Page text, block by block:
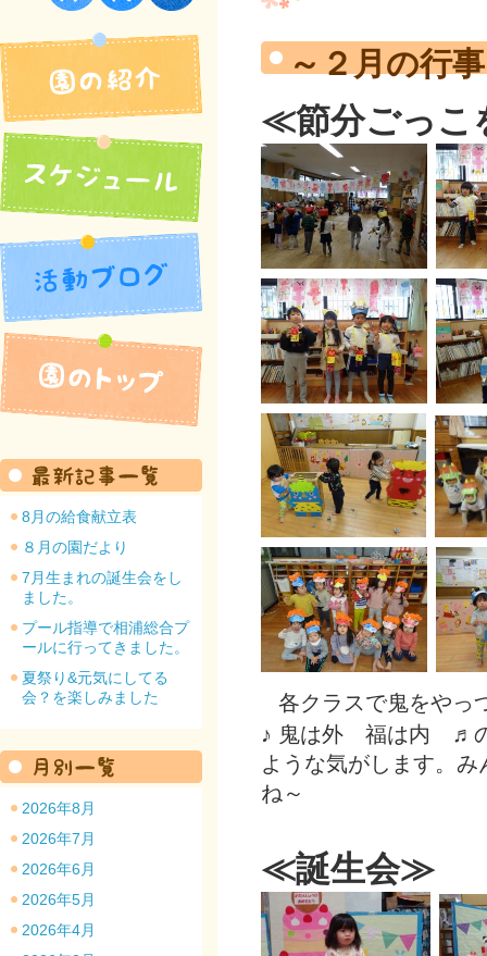
～２月の行
≪節分ごっこ
各クラスで鬼をやっ
♪ 鬼は外 福は内 ♬の
ような気がします。 み
ね～
≪誕生会≫
園の紹介
スケジュール
活動ブログ
園のトップ
8月の給食献立表
８月の園だより
7月生まれの誕生会をし
ました。
プール指導で相浦総合プ
ールに行ってきました。
夏祭り&元気にしてる
会？を楽しみました
2026年8月
2026年7月
2026年6月
2026年5月
2026年4月